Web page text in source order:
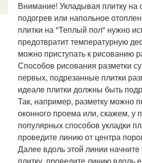
Внимание! Укладывая плитку на
подогрев или напольное
плитки на "Теплый пол" нужно
предотвратит температурную
можно приступать к рисованию
Способов рисования разметки
первых, подрезанные плитки
идеале плитки должны быть
Так, например, разметку можно
оконного проема или, скажем,
популярных способов укладки
проведите линию от центра
Далее вдоль этой линии